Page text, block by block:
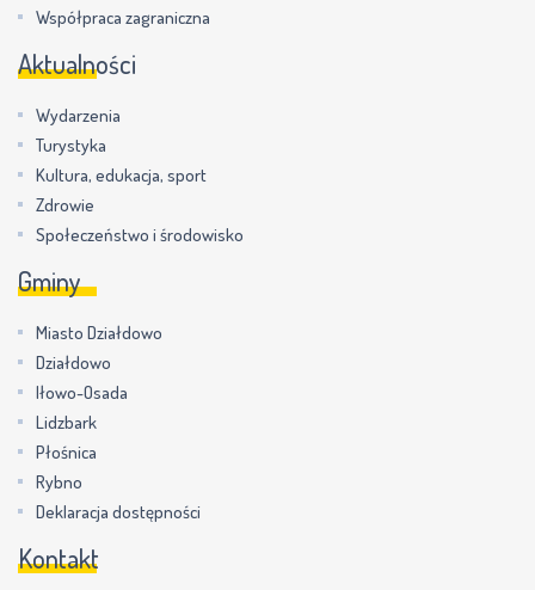
Współpraca zagraniczna
Aktualności
Wydarzenia
Turystyka
Kultura, edukacja, sport
Zdrowie
Społeczeństwo i środowisko
Gminy
Miasto Działdowo
Działdowo
Iłowo-Osada
Lidzbark
Płośnica
Rybno
Deklaracja dostępności
Kontakt